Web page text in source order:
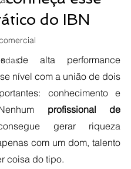
do IBN
de alta performance
nível com a união de dois
conhecimento e
profissional de
gerar riqueza
com um dom, talento
coisa do tipo.